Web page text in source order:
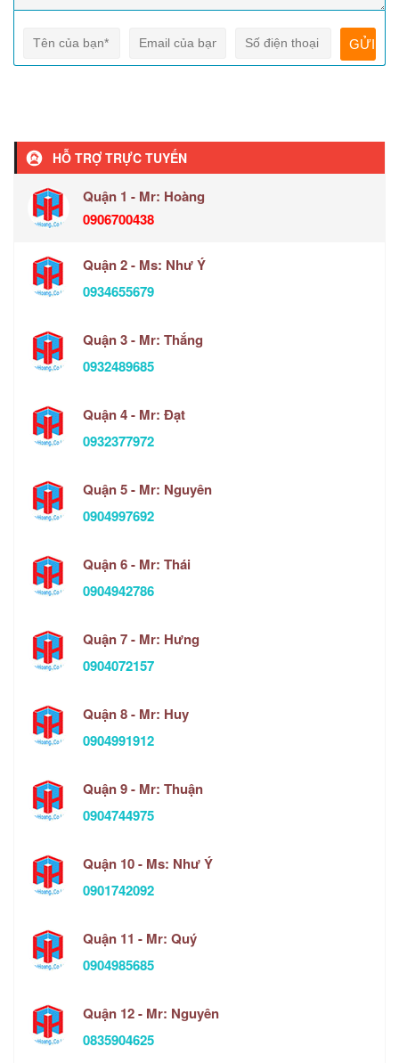
HỖ TRỢ TRỰC TUYẾN
Quận 1 - Mr: Hoàng
0906700438
Quận 2 - Ms: Như Ý
0934655679
Quận 3 - Mr: Thắng
0932489685
Quận 4 - Mr: Đạt
0932377972
Quận 5 - Mr: Nguyên
0904997692
Quận 6 - Mr: Thái
0904942786
Quận 7 - Mr: Hưng
0904072157
Quận 8 - Mr: Huy
0904991912
Quận 9 - Mr: Thuận
0904744975
Quận 10 - Ms: Như Ý
0901742092
Quận 11 - Mr: Quý
0904985685
Quận 12 - Mr: Nguyên
0835904625